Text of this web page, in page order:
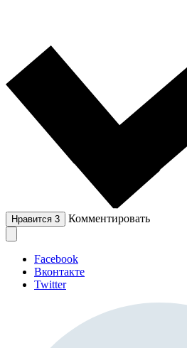
Нравится 3 Комментировать
Facebook
Вконтакте
Twitter